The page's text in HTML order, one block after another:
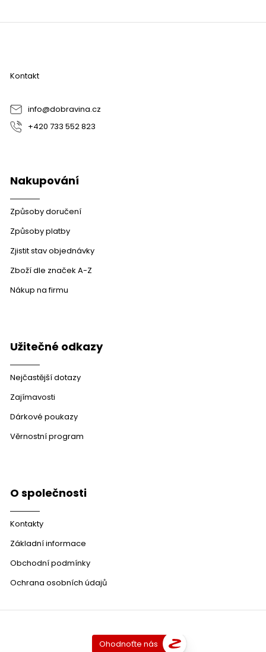
Z
Kontakt
info@dobravina.cz
+420 733 552 823
Nakupování
Způsoby doručení
Způsoby platby
Zjistit stav objednávky
Zboží dle značek A-Z
Nákup na firmu
Užitečné odkazy
Nejčastější dotazy
Zajímavosti
Dárkové poukazy
Věrnostní program
O společnosti
Kontakty
Základní informace
Obchodní podmínky
Ochrana osobních údajů
Ohodnoťte nás